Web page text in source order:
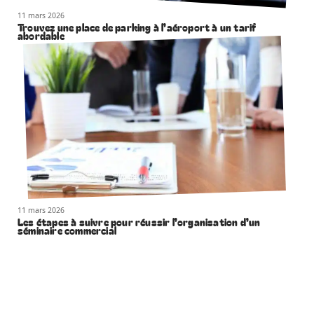
11 mars 2026
Trouvez une place de parking à l’aéroport à un tarif
abordable
11 mars 2026
Les étapes à suivre pour réussir l’organisation d’un
séminaire commercial